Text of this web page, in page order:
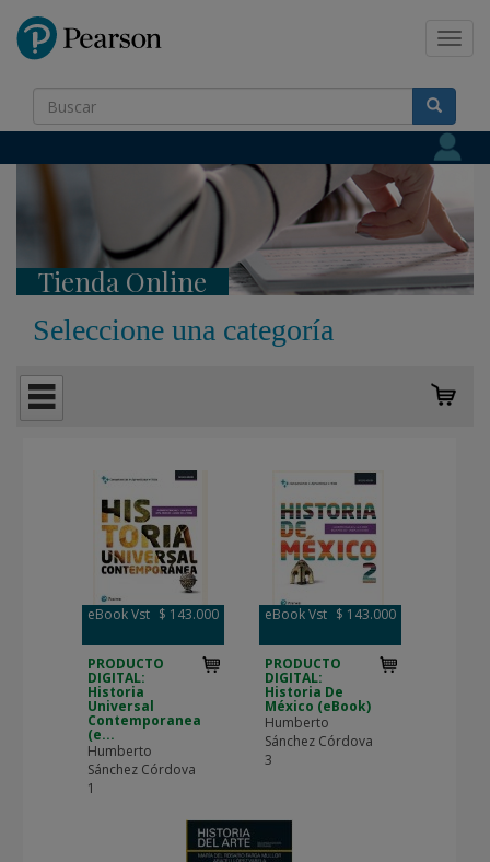
Tienda Online
Seleccione una categoría
eBook Vst $ 143.000
PRODUCTO
DIGITAL:
Historia
Universal
Contemporanea
(e...
Humberto
Sánchez Córdova
1
eBook Vst $ 143.000
PRODUCTO
DIGITAL:
Historia De
México (eBook)
Humberto
Sánchez Córdova
3